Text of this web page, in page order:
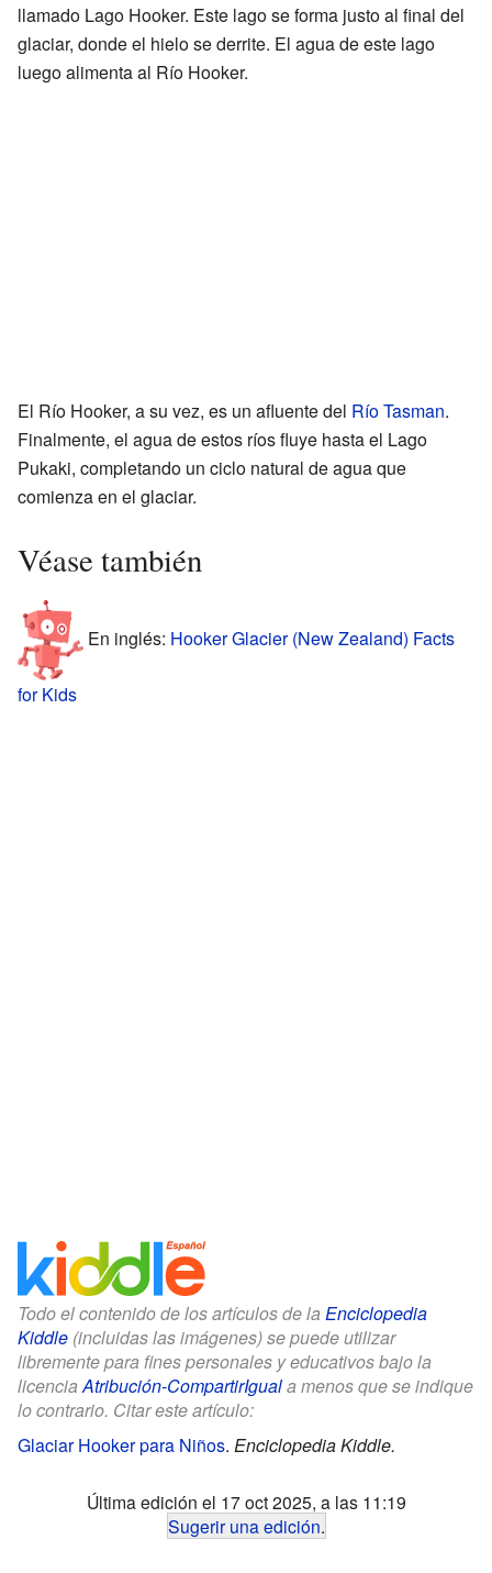
llamado Lago Hooker. Este lago se forma justo al final del
glaciar, donde el hielo se derrite. El agua de este lago
luego alimenta al Río Hooker.
El Río Hooker, a su vez, es un afluente del Río Tasman.
Finalmente, el agua de estos ríos fluye hasta el Lago
Pukaki, completando un ciclo natural de agua que
comienza en el glaciar.
Véase también
En inglés: Hooker Glacier (New Zealand) Facts
for Kids
Todo el contenido de los artículos de la Enciclopedia
Kiddle (incluidas las imágenes) se puede utilizar
libremente para fines personales y educativos bajo la
licenciaAtribución-CompartirIguala menos que se indique
lo contrario. Citar este artículo:
Glaciar Hooker para Niños. Enciclopedia Kiddle.
Última edición el 17 oct 2025, a las 11:19
Sugerir una edición.